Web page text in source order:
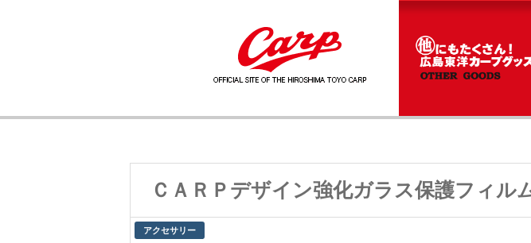
ＣＡＲＰデザイン強化ガラス保護フィル
アクセサリー